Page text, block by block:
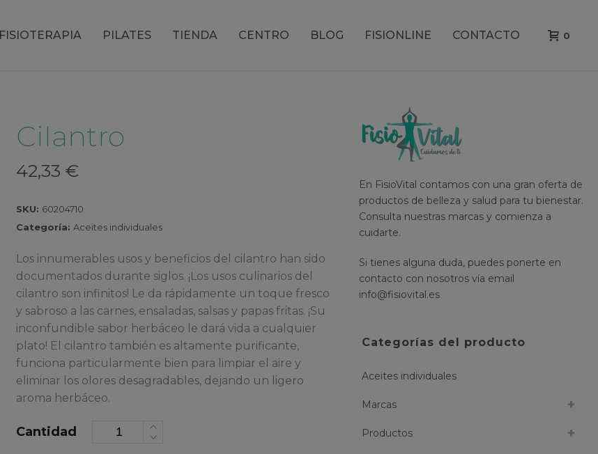
FISIOTERAPIA PILATES TIENDA CENTRO BLOG FISIONLINE CONTACTO 0
Cilantro
42,33€
SKU: 60204710
Categoría:Aceites individuales
Los innumerables usos y beneficios del cilantro han sido
documentados durante siglos. ¡Los usos culinarios del
cilantro son infinitos! Le da rápidamente un toque fresco
y sabroso a las carnes, ensaladas, salsas y papas fritas. ¡Su
inconfundible sabor herbáceo le dará vida a cualquier
plato! El cilantro también es altamente purificante,
funciona particularmente bien para limpiar el aire y
eliminar los olores desagradables, dejando un ligero
aroma herbáceo.
Cantidad
En FisioVital contamos con una gran oferta de
productos de belleza y salud para tu bienestar.
Consulta nuestras marcas y comienza a
cuidarte.
Si tienes alguna duda, puedes ponerte en
contacto con nosotros vía email
info@fisiovital.es
Categorías del producto
Aceites individuales
Marcas
Productos